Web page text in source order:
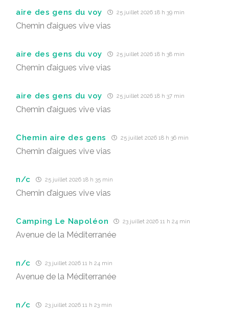
aire des gens du voy 25 juillet 2026 18 h 39 min
Chemin d’aigues vive vias
aire des gens du voy 25 juillet 2026 18 h 38 min
Chemin d’aigues vive vias
aire des gens du voy 25 juillet 2026 18 h 37 min
Chemin d’aigues vive vias
Chemin aire des gens 25 juillet 2026 18 h 36 min
Chemin d’aigues vive vias
n/c 25 juillet 2026 18 h 35 min
Chemin d’aigues vive vias
Camping Le Napoléon 23 juillet 2026 11 h 24 min
Avenue de la Méditerranée
n/c 23 juillet 2026 11 h 24 min
Avenue de la Méditerranée
n/c 23 juillet 2026 11 h 23 min